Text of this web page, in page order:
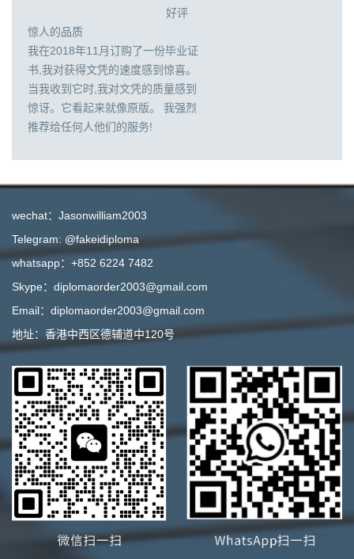
好评
惊人的品质
我在2018年11月订购了一份毕业证
书,我对获得文凭的速度感到惊喜。
当我收到它时,我对文凭的质量感到
惊讶。它看起来就像原版。 我强烈
推荐给任何人他们的服务!
wechat：Jasonwilliam2003
Telegram: @fakeidiploma
whatsapp：+852 6224 7482
Skype：diplomaorder2003@gmail.com
Email：diplomaorder2003@gmail.com
地址：香港中西区德辅道中120号